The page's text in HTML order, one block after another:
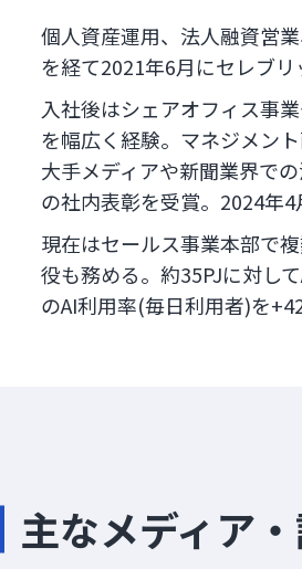
個人資産運用、法人融資営
を経て2021年6月にセレブリ
入社後はシェアオフィス事
を幅広く経験。マネジメン
大手メディアや新聞業界で
の社内表彰を受賞。2024年4
現在はセールス事業本部で
役も務める。約35PJに対し
のAI利用率(毎日利用者)を
主なメディア